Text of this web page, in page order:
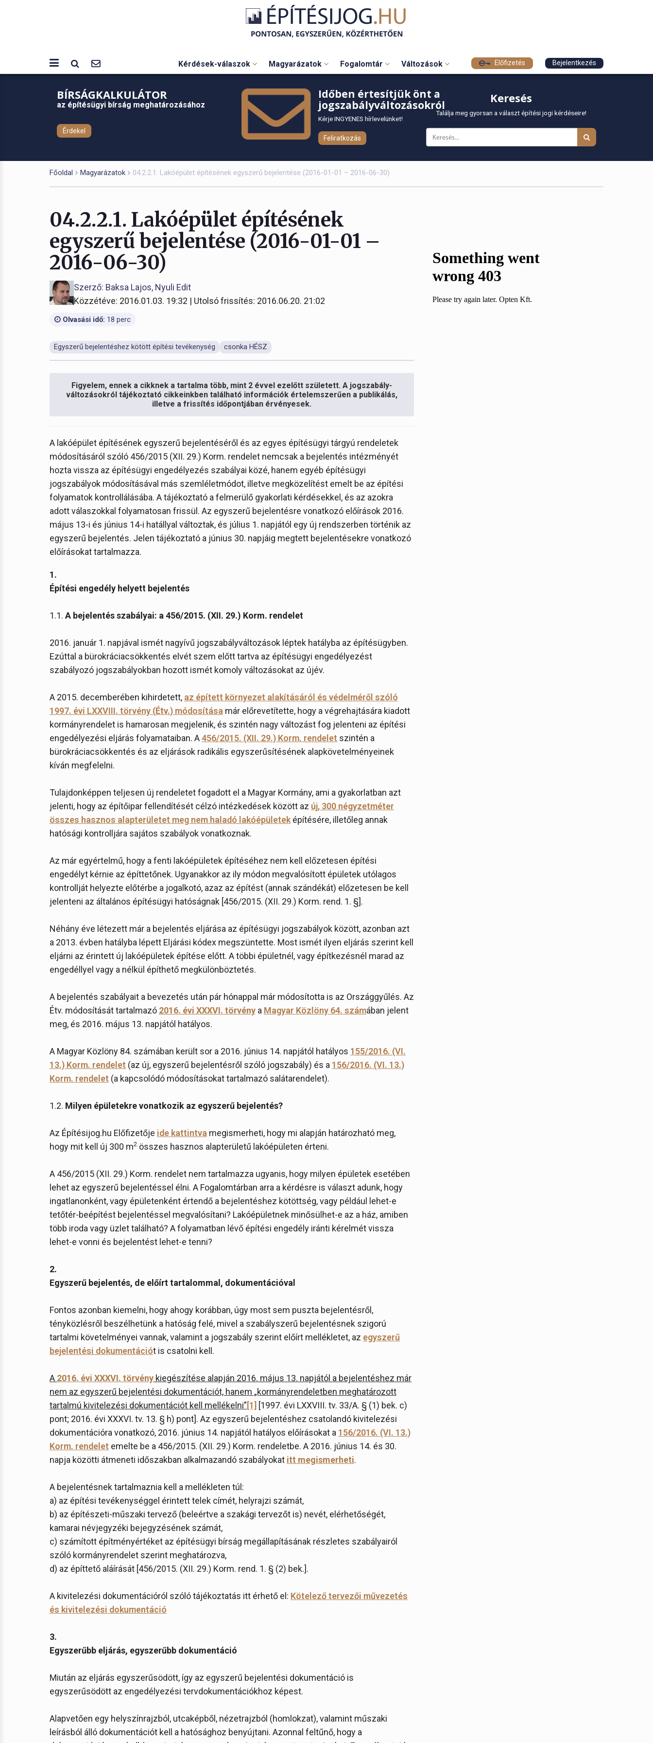
Kérdések-válaszok Magyarázatok Fogalomtár Változások Előfizetés Bejelentkezés
BÍRSÁGKALKULÁTOR
az építésügyi bírság meghatározásához
Érdekel
Időben értesítjük önt a
jogszabályváltozásokról
Kérje INGYENES hírlevelünket!
Feliratkozás
Keresés
Találja meg gyorsan a választ építési jogi kérdéseire!
Főoldal Magyarázatok 04.2.2.1. Lakóépület építésének egyszerű bejelentése (2016-01-01 – 2016-06-30)
04.2.2.1. Lakóépület építésének
egyszerű bejelentése (2016-01-01 –
2016-06-30)
Szerző: Baksa Lajos, Nyuli Edit
Közzétéve: 2016.01.03. 19:32 | Utolsó frissítés: 2016.06.20. 21:02
Olvasási idő: 18 perc
Egyszerű bejelentéshez kötött építési tevékenység csonka HÉSZ
Figyelem, ennek a cikknek a tartalma több, mint 2 évvel ezelőtt született. A jogszabály-
változásokról tájékoztató cikkeinkben található információk értelemszerűen a publikálás,
illetve a frissítés időpontjában érvényesek.
A lakóépület építésének egyszerű bejelentéséről és az egyes építésügyi tárgyú rendeletek
módosításáról szóló 456/2015 (XII. 29.) Korm. rendelet nemcsak a bejelentés intézményét
hozta vissza az építésügyi engedélyezés szabályai közé, hanem egyéb építésügyi
jogszabályok módosításával más szemléletmódot, illetve megközelítést emelt be az építési
folyamatok kontrollálásába. A tájékoztató a felmerülő gyakorlati kérdésekkel, és az azokra
adott válaszokkal folyamatosan frissül. Az egyszerű bejelentésre vonatkozó előírások 2016.
május 13-i és június 14-i hatállyal változtak, és július 1. napjától egy új rendszerben történik az
egyszerű bejelentés. Jelen tájékoztató a június 30. napjáig megtett bejelentésekre vonatkozó
előírásokat tartalmazza.
1.
Építési engedély helyett bejelentés
1.1. A bejelentés szabályai: a 456/2015. (XII. 29.) Korm. rendelet
2016. január 1. napjával ismét nagyívű jogszabályváltozások léptek hatályba az építésügyben.
Ezúttal a bürokráciacsökkentés elvét szem előtt tartva az építésügyi engedélyezést
szabályozó jogszabályokban hozott ismét komoly változásokat az újév.
A 2015. decemberében kihirdetett, az épített környezet alakításáról és védelméről szóló
1997. évi LXXVIII. törvény (Étv.) módosítása már előrevetítette, hogy a végrehajtására kiadott
kormányrendelet is hamarosan megjelenik, és szintén nagy változást fog jelenteni az építési
engedélyezési eljárás folyamataiban. A456/2015. (XII. 29.) Korm. rendelet szintén a
bürokráciacsökkentés és az eljárások radikális egyszerűsítésének alapkövetelményeinek
kíván megfelelni.
Tulajdonképpen teljesen új rendeletet fogadott el a Magyar Kormány, ami a gyakorlatban azt
jelenti, hogy az építőipar fellendítését célzó intézkedések között az új, 300 négyzetméter
összes hasznos alapterületet meg nem haladó lakóépületek építésére, illetőleg annak
hatósági kontrolljára sajátos szabályok vonatkoznak.
Az már egyértelmű, hogy a fenti lakóépületek építéséhez nem kell előzetesen építési
engedélyt kérnie az építtetőnek. Ugyanakkor az ily módon megvalósított épületek utólagos
kontrollját helyezte előtérbe a jogalkotó, azaz az építést (annak szándékát) előzetesen be kell
jelenteni az általános építésügyi hatóságnak [456/2015. (XII. 29.) Korm. rend. 1. §].
Néhány éve létezett már a bejelentés eljárása az építésügyi jogszabályok között, azonban azt
a 2013. évben hatályba lépett Eljárási kódex megszüntette. Most ismét ilyen eljárás szerint kell
eljárni az érintett új lakóépületek építése előtt. A többi épületnél, vagy építkezésnél marad az
engedéllyel vagy a nélkül építhető megkülönböztetés.
A bejelentés szabályait a bevezetés után pár hónappal már módosította is az Országgyűlés. Az
Étv. módosítását tartalmazó 2016. évi XXXVI. törvény a Magyar Közlöny 64. számában jelent
meg, és 2016. május 13. napjától hatályos.
A Magyar Közlöny 84. számában került sor a 2016. június 14. napjától hatályos 155/2016. (VI.
13.) Korm. rendelet (az új, egyszerű bejelentésről szóló jogszabály) és a 156/2016. (VI. 13.)
Korm. rendelet (a kapcsolódó módosításokat tartalmazó salátarendelet).
1.2. Milyen épületekre vonatkozik az egyszerű bejelentés?
Az Építésijog.hu Előfizetője ide kattintva megismerheti, hogy mi alapján határozható meg,
hogy mit kell új 300 m2 összes hasznos alapterületű lakóépületen érteni.
A 456/2015 (XII. 29.) Korm. rendelet nem tartalmazza ugyanis, hogy milyen épületek esetében
lehet az egyszerű bejelentéssel élni. A Fogalomtárban arra a kérdésre is választ adunk, hogy
ingatlanonként, vagy épületenként értendő a bejelentéshez kötöttség, vagy például lehet-e
tetőtér-beépítést bejelentéssel megvalósítani? Lakóépületnek minősülhet-e az a ház, amiben
több iroda vagy üzlet található? A folyamatban lévő építési engedély iránti kérelmét vissza
lehet-e vonni és bejelentést lehet-e tenni?
2.
Egyszerű bejelentés, de előírt tartalommal, dokumentációval
Fontos azonban kiemelni, hogy ahogy korábban, úgy most sem puszta bejelentésről,
tényközlésről beszélhetünk a hatóság felé, mivel a szabályszerű bejelentésnek szigorú
tartalmi követelményei vannak, valamint a jogszabály szerint előírt mellékletet, az egyszerű
bejelentési dokumentációt is csatolni kell.
A 2016. évi XXXVI. törvény kiegészítése alapján 2016. május 13. napjától a bejelentéshez már
nem az egyszerű bejelentési dokumentációt, hanem „kormányrendeletben meghatározott
tartalmú kivitelezési dokumentációt kell mellékelni”[1] [1997. évi LXXVIII. tv. 33/A. § (1) bek. c)
pont; 2016. évi XXXVI. tv. 13. § h) pont]. Az egyszerű bejelentéshez csatolandó kivitelezési
dokumentációra vonatkozó, 2016. június 14. napjától hatályos előírásokat a 156/2016. (VI. 13.)
Korm. rendelet emelte be a 456/2015. (XII. 29.) Korm. rendeletbe. A 2016. június 14. és 30.
napja közötti átmeneti időszakban alkalmazandó szabályokat itt megismerheti.
A bejelentésnek tartalmaznia kell a mellékleten túl:
a) az építési tevékenységgel érintett telek címét, helyrajzi számát,
b) az építészeti-műszaki tervező (beleértve a szakági tervezőt is) nevét, elérhetőségét,
kamarai névjegyzéki bejegyzésének számát,
c) számított építményértéket az építésügyi bírság megállapításának részletes szabályairól
szóló kormányrendelet szerint meghatározva,
d) az építtető aláírását [456/2015. (XII. 29.) Korm. rend. 1. § (2) bek.].
A kivitelezési dokumentációról szóló tájékoztatás itt érhető el: Kötelező tervezői művezetés
és kivitelezési dokumentáció
3.
Egyszerűbb eljárás, egyszerűbb dokumentáció
Miután az eljárás egyszerűsödött, így az egyszerű bejelentési dokumentáció is
egyszerűsödött az engedélyezési tervdokumentációkhoz képest.
Alapvetően egy helyszínrajzból, utcaképből, nézetrajzból (homlokzat), valamint műszaki
leírásból álló dokumentációt kell a hatósághoz benyújtani. Azonnal feltűnő, hogy a